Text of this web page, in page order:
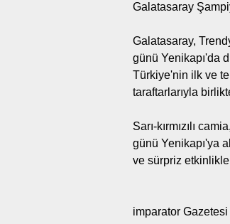
Galatasaray
Galatasaray,
günü Yenikapı'da
Türkiye'nin ilk ve
taraftarlarıyla
Sarı-kırmızılı
günü Yenikapı'ya
ve sürpriz
imparator Gazetesi